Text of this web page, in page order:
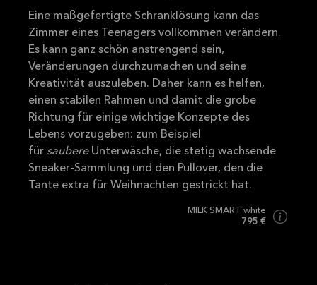
MILK SMART white
795 €
Eine maßgefertigte Schranklösung kann das
Zimmer eines Teenagers vollkommen verändern.
Es kann ganz schön anstrengend sein,
Veränderungen durchzumachen und seine
Kreativität auszuleben. Daher kann es helfen,
einen stabilen Rahmen und damit die grobe
Richtung für einige wichtige Konzepte des
Lebens vorzugeben: zum Beispiel
für saubereUnterwäsche, die stetig wachsende
Sneaker-Sammlung und den Pullover, den die
Tante extra für Weihnachten gestrickt hat.